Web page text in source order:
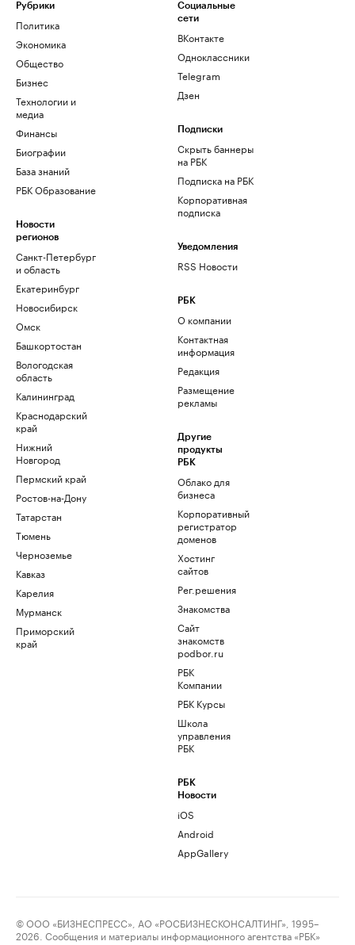
Рубрики
Политика
Экономика
Общество
Бизнес
Технологии и
медиа
Финансы
Биографии
База знаний
РБК Образование
Новости
регионов
Санкт-Петербург
и область
Екатеринбург
Новосибирск
Омск
Башкортостан
Вологодская
область
Калининград
Краснодарский
край
Нижний
Новгород
Пермский край
Ростов-на-Дону
Татарстан
Тюмень
Черноземье
Кавказ
Карелия
Мурманск
Приморский
край
Социальные
сети
ВКонтакте
Одноклассники
Telegram
Дзен
Подписки
Скрыть баннеры
на РБК
Подписка на РБК
Корпоративная
подписка
Уведомления
RSS Новости
РБК
О компании
Контактная
информация
Редакция
Размещение
рекламы
Другие
продукты
РБК
Облако для
бизнеса
Корпоративный
регистратор
доменов
Хостинг
сайтов
Рег.решения
Знакомства
Сайт
знакомств
podbor.ru
РБК
Компании
РБК Курсы
Школа
управления
РБК
РБК
Новости
iOS
Android
AppGallery
© ООО «БИЗНЕСПРЕСС», АО «РОСБИЗНЕСКОНСАЛТИНГ», 1995–
2026. Сообщения и материалы информационного агентства «РБК»